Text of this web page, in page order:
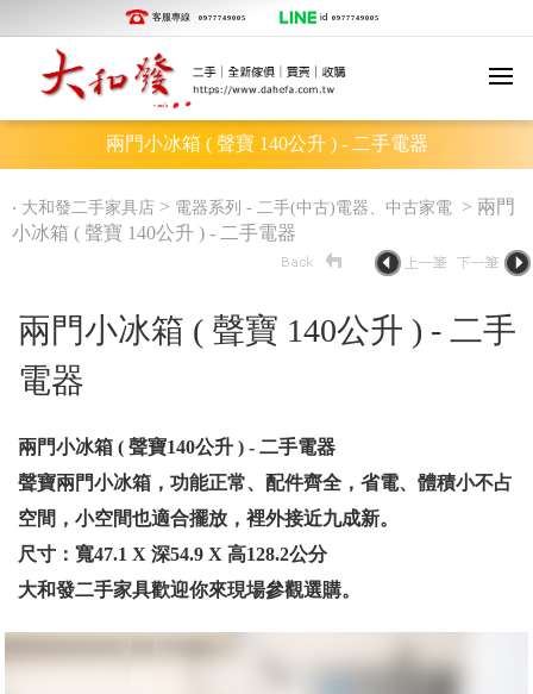
客服專線 0977749005 id 0977749005
兩門小冰箱 ( 聲寶 140公升 ) - 二手電器
‧ 大和發二手家具店 > 電器系列 - 二手(中古)電器、中古家電 > 兩門
小冰箱 ( 聲寶 140公升 ) - 二手電器
兩門小冰箱 ( 聲寶 140公升 ) - 二手
電器
兩門小冰箱 ( 聲寶140公升 ) - 二手電器
聲寶兩門小冰箱，功能正常、配件齊全，省電、體積小不占
空間，小空間也適合擺放，裡外接近九成新。
尺寸：寬47.1 X 深54.9 X 高128.2公分
大和發二手家具歡迎你來現場參觀選購。